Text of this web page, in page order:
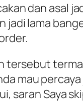
dan asal
lama
mau
saran Saya